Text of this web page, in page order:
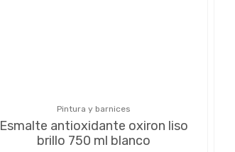
Pintura y barnices
Esmalte antioxidante oxiron liso
brillo 750 ml blanco